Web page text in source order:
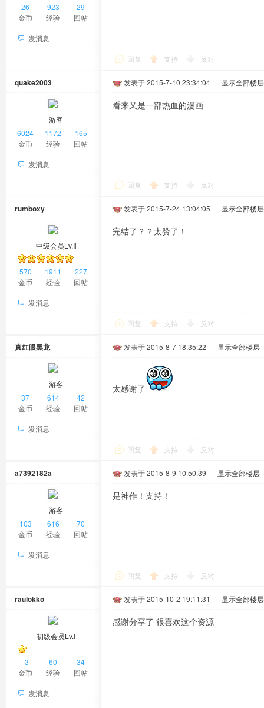
26
金币
923
经验
29
回帖
发消息
回复 支持 反对
quake2003
游客
6024
金币
1172
经验
165
回帖
发消息
发表于 2015-7-10 23:34:04 | 显示全部楼层
看来又是一部热血的漫画
回复 支持 反对
rumboxy
中级会员Lv.Ⅱ
570
金币
1911
经验
227
回帖
发消息
发表于 2015-7-24 13:04:05 | 显示全部楼层
完结了？？太赞了！
回复 支持 反对
真红眼黑龙
游客
37
金币
614
经验
42
回帖
发消息
发表于 2015-8-7 18:35:22 | 显示全部楼层
太感谢了
回复 支持 反对
a7392182a
游客
103
金币
616
经验
70
回帖
发消息
发表于 2015-8-9 10:50:39 | 显示全部楼层
是神作！支持！
回复 支持 反对
raulokko
初级会员Lv.Ⅰ
-3
金币
60
经验
34
回帖
发消息
发表于 2015-10-2 19:11:31 | 显示全部楼层
感谢分享了 很喜欢这个资源